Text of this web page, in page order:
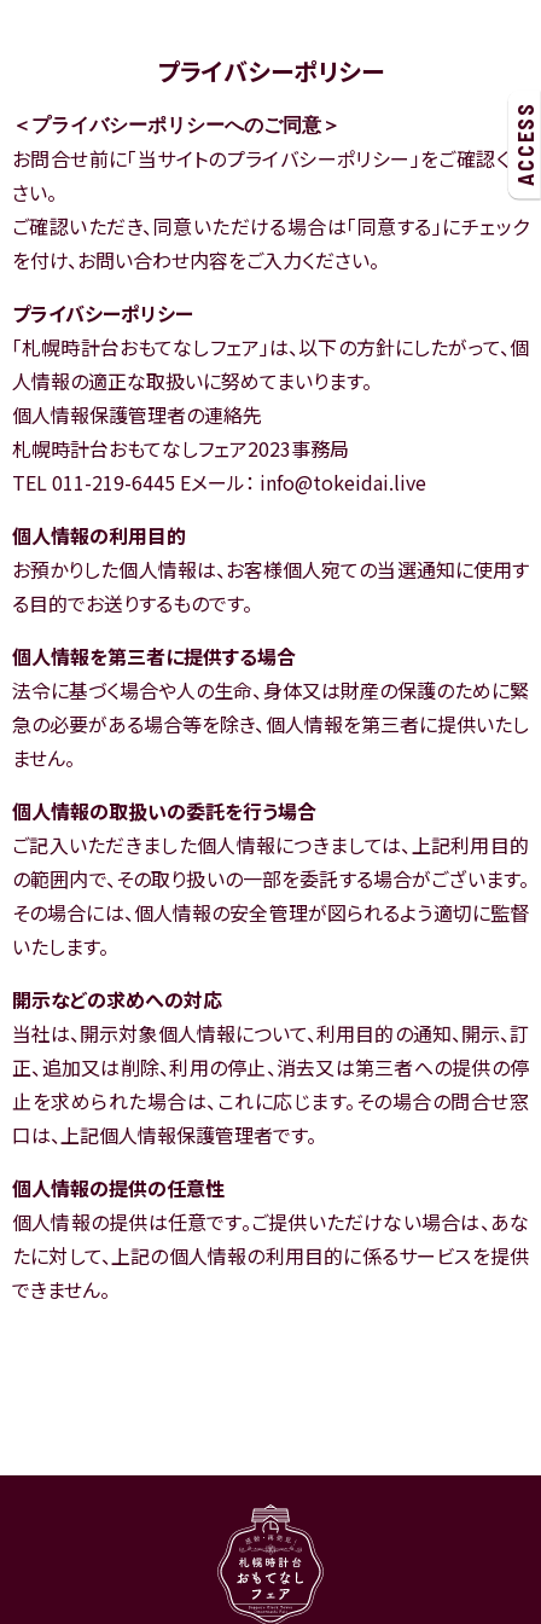
ACCESS
プライバシーポリシー
＜プライバシーポリシーへのご同意＞
お問合せ前に「当サイトのプライバシーポリシー」をご確認くだ
さい。
ご確認いただき、同意いただける場合は「同意する」にチェック
を付け、お問い合わせ内容をご入力ください。
プライバシーポリシー
「札幌時計台おもてなしフェア」は、以下の方針にしたがって、個
人情報の適正な取扱いに努めてまいります。
個人情報保護管理者の連絡先
札幌時計台おもてなしフェア2023事務局
TEL 011-219-6445 Eメール： info@tokeidai.live
個人情報の利用目的
お預かりした個人情報は、お客様個人宛ての当選通知に使用す
る目的でお送りするものです。
個人情報を第三者に提供する場合
法令に基づく場合や人の生命、身体又は財産の保護のために緊
急の必要がある場合等を除き、個人情報を第三者に提供いたし
ません。
個人情報の取扱いの委託を行う場合
ご記入いただきました個人情報につきましては、上記利用目的
の範囲内で、その取り扱いの一部を委託する場合がございます。
その場合には、個人情報の安全管理が図られるよう適切に監督
いたします。
開示などの求めへの対応
当社は、開示対象個人情報について、利用目的の通知、開示、訂
正、追加又は削除、利用の停止、消去又は第三者への提供の停
止を求められた場合は、これに応じます。その場合の問合せ窓
口は、上記個人情報保護管理者です。
個人情報の提供の任意性
個人情報の提供は任意です。ご提供いただけない場合は、あな
たに対して、上記の個人情報の利用目的に係るサービスを提供
できません。